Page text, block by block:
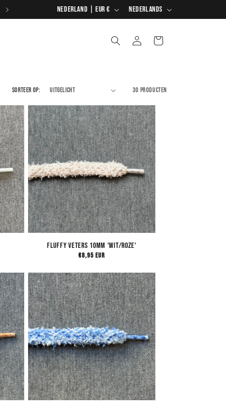
Retourneren binnen 14 dagen
r
e
g
i
o
Nederland | EUR € Nederlands
InloggenWinkelwagen
Sorteer op: 30 producten
Fluffy Veters 10mm 'Wit/Roze'
Normale
€8,95 EUR